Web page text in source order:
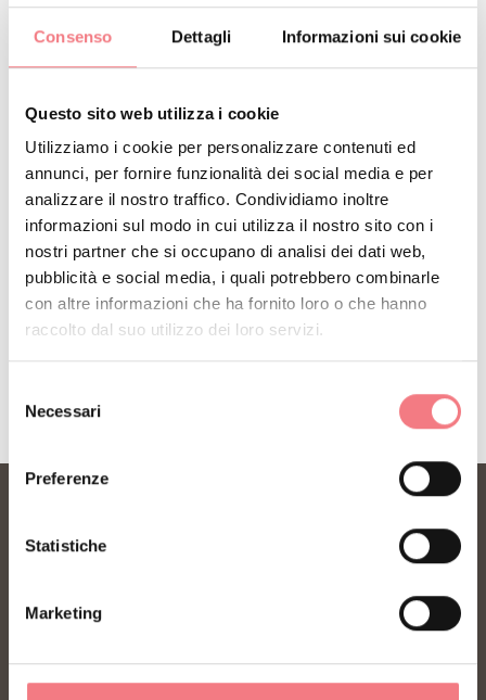
Consenso Dettagli Informazioni sui cookie
Questo sito web utilizza i cookie
Utilizziamo i cookie per personalizzare contenuti ed
annunci, per fornire funzionalità dei social media e per
analizzare il nostro traffico. Condividiamo inoltre
informazioni sul modo in cui utilizza il nostro sito con i
nostri partner che si occupano di analisi dei dati web,
pubblicità e social media, i quali potrebbero combinarle
con altre informazioni che ha fornito loro o che hanno
raccolto dal suo utilizzo dei loro servizi.
delNecessari
Preferenze
Statistiche
Marketing
RESTA IN CONTATTO
Iscriviti alla newsletter delle Dolomiti Bellunesi!
Riceverai notizie, informazioni, itinerari, idee e
consigli per la tua vacanza in ogni stagione.
ISCRIVITI ALLA NEWSLETTER
FONDAZIONE DMO DOLOMITI BELLUNESI